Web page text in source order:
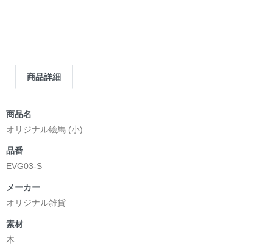
商品詳細
商品名
オリジナル絵馬 (小)
品番
EVG03-S
メーカー
オリジナル雑貨
素材
木